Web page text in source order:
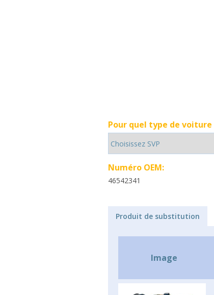
Pour quel type de voiture
Numéro OEM:
46542341
Produit de substitution
Image